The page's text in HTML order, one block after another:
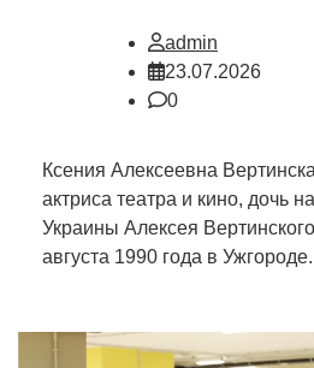
admin
23.07.2026
0
Ксения Алексеевна
актриса театра и кино, дочь
Украины Алексея
августа 1990 года в